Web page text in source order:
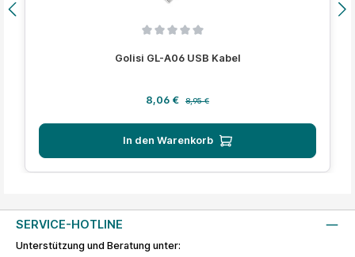
Golisi GL-A06 USB Kabel
Verkaufspreis:
8,06 € 8,95 €
In den Warenkorb
SERVICE-HOTLINE
Unterstützung und Beratung unter: